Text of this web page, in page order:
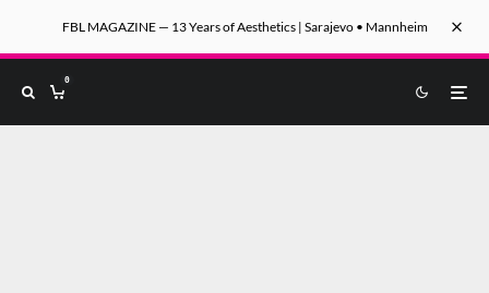
FBL MAGAZINE — 13 Years of Aesthetics | Sarajevo • Mannheim
0